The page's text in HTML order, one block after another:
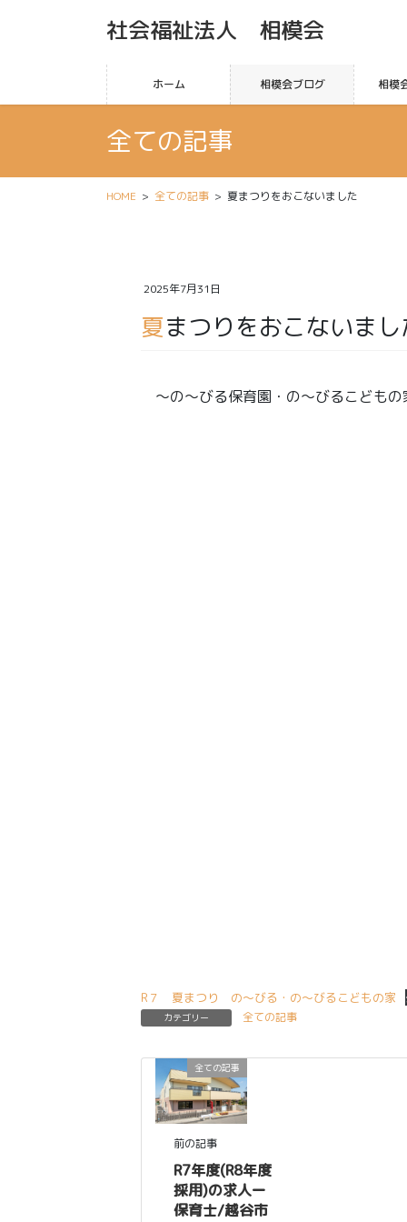
社会福祉法人 相模会
ホーム 相模会ブログ 相模
全ての記事
HOME 全ての記事 夏まつりをおこないました
2025年7月31日
夏まつりをおこないま
～の～びる保育園・の～びるこどもの
R７ 夏まつり の～びる・の～びるこどもの家
カテゴリー 全ての記事
全ての記事
前の記事
R7年度(R8年度
採用)の求人ー
保育士/越谷市